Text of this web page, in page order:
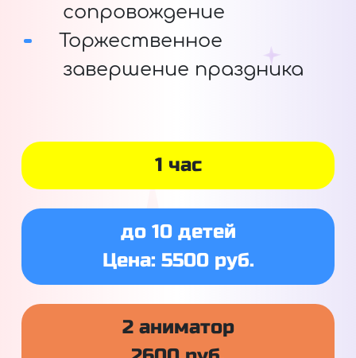
сопровождение
Торжественное
завершение праздника
1 час
до 10 детей
Цена: 5500 руб.
2 аниматор